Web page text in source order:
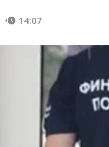
14:07